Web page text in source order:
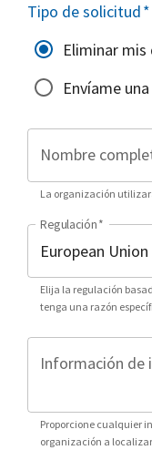
Tipo de solicitud*
Eliminar
Envíame
Nombre
La organización
Regulación*
Elija la regulación
tenga una razón
Proporcione cualquier
organización a